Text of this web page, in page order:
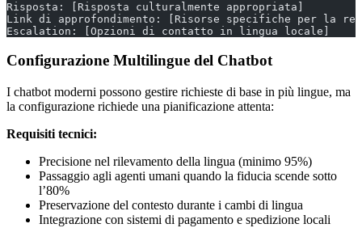
Risposta: [Risposta culturalmente appropriata]
Link di approfondimento: [Risorse specifiche per la
Escalation: [Opzioni di contatto in lingua locale]
Configurazione Multilingue del Chatbot
I chatbot moderni possono gestire richieste di base in più lingue, ma
la configurazione richiede una pianificazione attenta:
Requisiti tecnici:
Precisione nel rilevamento della lingua (minimo 95%)
Passaggio agli agenti umani quando la fiducia scende sotto
l’80%
Preservazione del contesto durante i cambi di lingua
Integrazione con sistemi di pagamento e spedizione locali